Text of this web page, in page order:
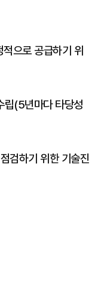
으로 공급하기 위
립(5년마다 타당성
검하기 위한 기술진